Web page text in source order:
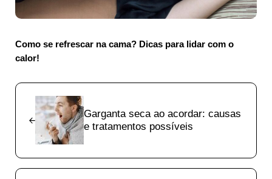
Como se refrescar na cama? Dicas para lidar com o
calor!
Previous Post:
Garganta seca ao acordar: causas
e tratamentos possíveis
Next Post: